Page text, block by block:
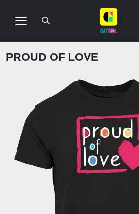
PROUD OF LOVE